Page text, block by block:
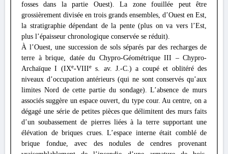
fosses dans la partie Ouest). La zone fouillée peut être
grossièrement divisée en trois grands ensembles, d’Ouest en Est,
la stratigraphie dépendant de la pente (plus on va vers l’Est,
plus l’épaisseur chronologique conservée se réduit).
À l’Ouest, une succession de sols séparés par des recharges de
terre à brique, datée du Chypro-Géométrique III – Chypro-
Archaïque I (IXe-VIIIes. av. J.-C.) a coupé et oblitéré des
niveaux d’occupation antérieurs (qui ne sont conservés qu’aux
limites Nord de cette partie du sondage). L’absence de murs
associés suggère un espace ouvert, du type cour. Au centre, on a
dégagé une série de petites pièces que délimitent des murs faits
d’un soubassement de pierres liées à la terre supportant une
élévation de briques crues. L’espace interne était comblé de
brique fondue, avec des nodules de cendres provenant